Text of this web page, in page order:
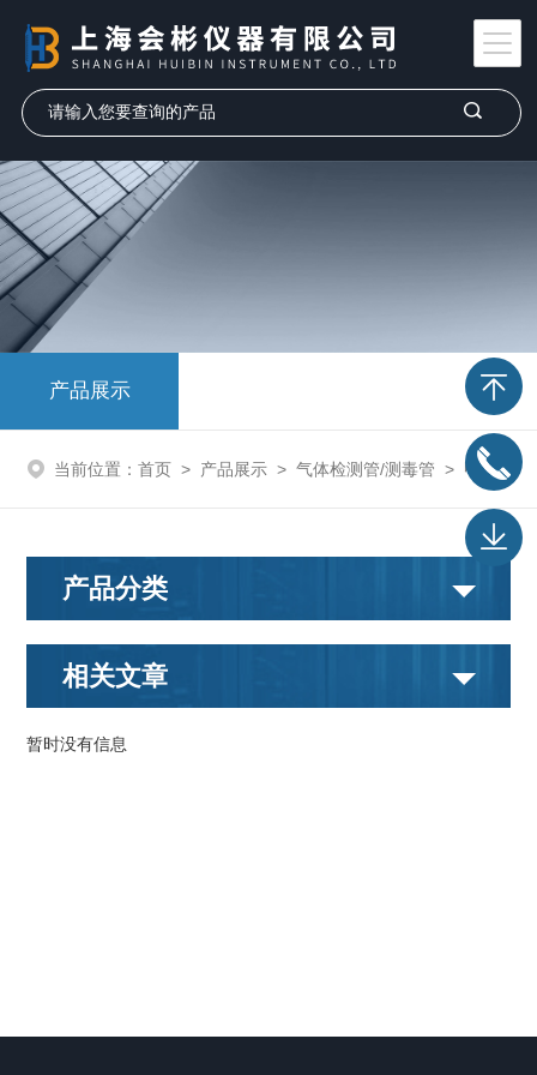
产品展示
当前位置： 首页 > 产品展示 > 气体检测管/测毒管 > 甲苯气体检测管
产品分类
相关文章
暂时没有信息